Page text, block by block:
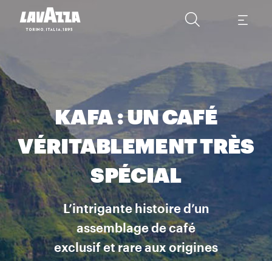
KAFA : UN CAFÉ
VÉRITABLEMENT TRÈS
SPÉCIAL
L’intrigante histoire d’un
assemblage de café
exclusif et rare aux origines